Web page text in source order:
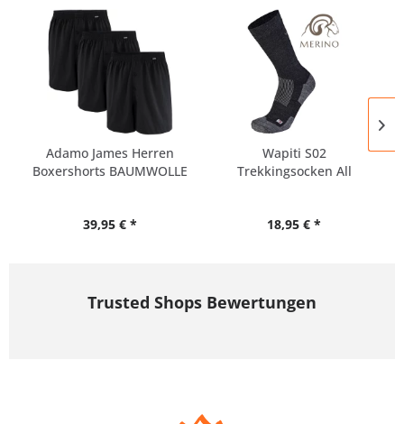
Adamo James Herren
Boxershorts BAUMWOLLE
39,95 € *
Wapiti S02
Trekkingsocken All
18,95 € *
Trusted Shops Bewertungen